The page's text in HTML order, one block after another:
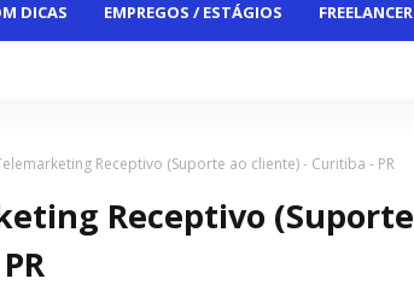
DICAS EMPREGOS / ESTÁGIOS FREELANCER
Receptivo (Suporte ao cliente) - Curitiba - PR
Receptivo (Suporte